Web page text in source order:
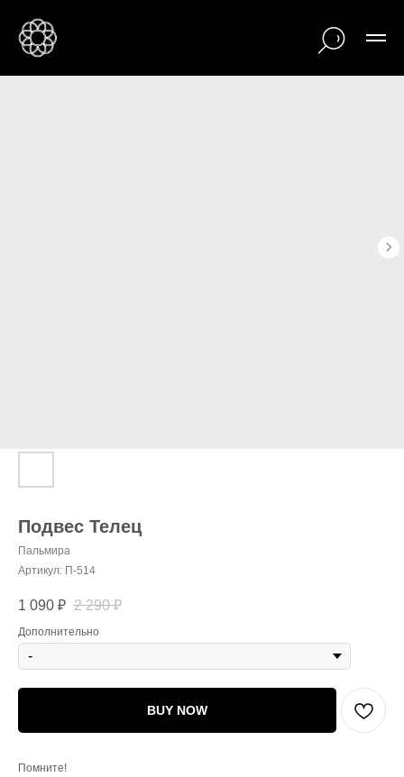
Подвес Телец
Пальмира
Артикул: П-514
1 090 ₽ 2 290 ₽
Дополнительно
BUY NOW
Помните!